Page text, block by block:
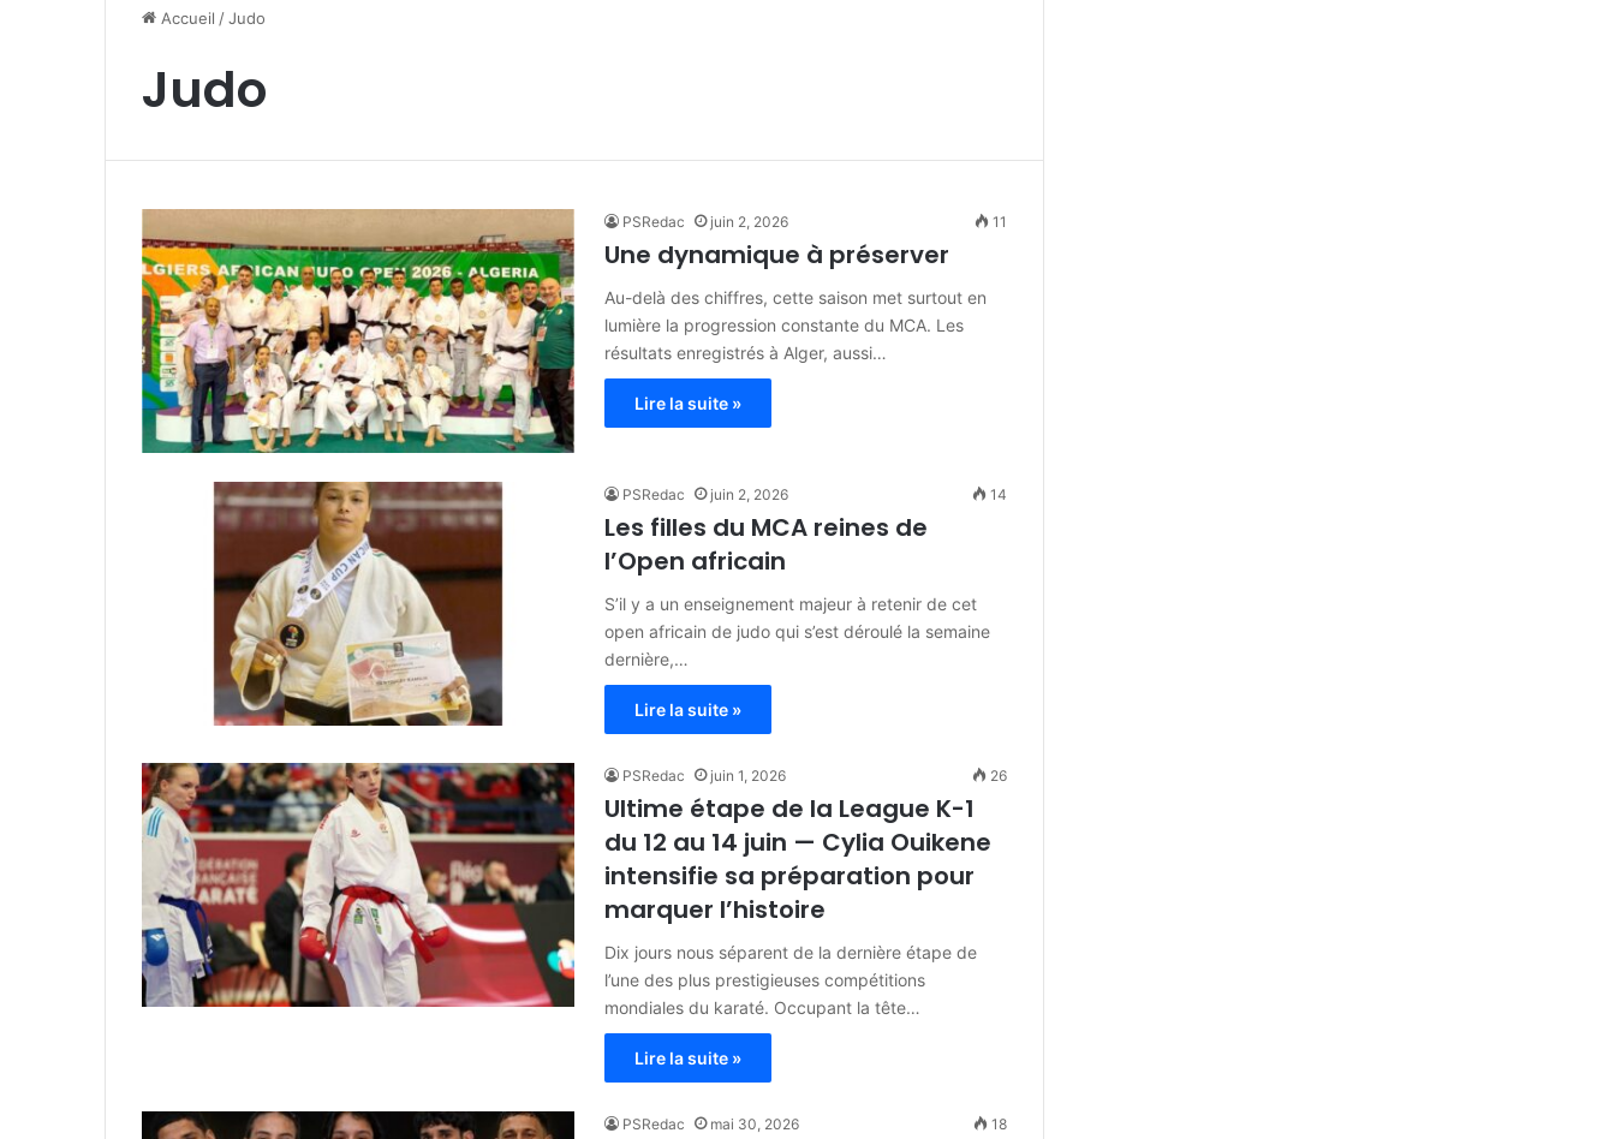
Accueil /Judo
Judo
PSRedac juin 2, 2026 11
Une dynamique à préserver
Au-delà des chiffres, cette saison met surtout en
lumière la progression constante du MCA. Les
résultats enregistrés à Alger, aussi…
Lire la suite »
PSRedac juin 2, 2026 14
Les filles du MCA reines de
l’Open africain
S’il y a un enseignement majeur à retenir de cet
open africain de judo qui s’est déroulé la semaine
dernière,…
Lire la suite »
PSRedac juin 1, 2026 26
Ultime étape de la League K-1
du 12 au 14 juin — Cylia Ouikene
intensifie sa préparation pour
marquer l’histoire
Dix jours nous séparent de la dernière étape de
l’une des plus prestigieuses compétitions
mondiales du karaté. Occupant la tête…
Lire la suite »
PSRedac mai 30, 2026 18